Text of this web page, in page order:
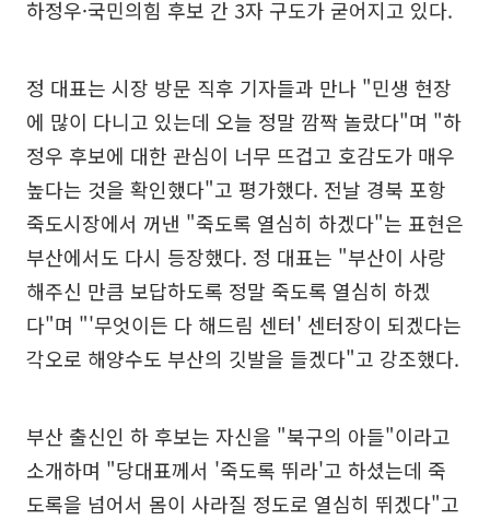
하정우·국민의힘 후보 간 3자 구도가 굳어지고 있다.
정 대표는 시장 방문 직후 기자들과 만나 "민생 현장
에 많이 다니고 있는데 오늘 정말 깜짝 놀랐다"며 "하
정우 후보에 대한 관심이 너무 뜨겁고 호감도가 매우
높다는 것을 확인했다"고 평가했다. 전날 경북 포항
죽도시장에서 꺼낸 "죽도록 열심히 하겠다"는 표현은
부산에서도 다시 등장했다. 정 대표는 "부산이 사랑
해주신 만큼 보답하도록 정말 죽도록 열심히 하겠
다"며 "'무엇이든 다 해드림 센터' 센터장이 되겠다는
각오로 해양수도 부산의 깃발을 들겠다"고 강조했다.
부산 출신인 하 후보는 자신을 "북구의 아들"이라고
소개하며 "당대표께서 '죽도록 뛰라'고 하셨는데 죽
도록을 넘어서 몸이 사라질 정도로 열심히 뛰겠다"고